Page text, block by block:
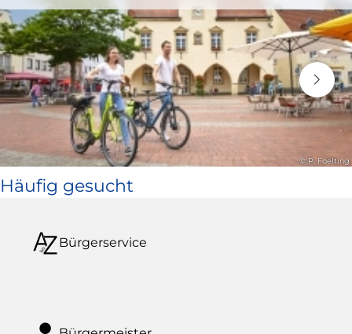
in
neuem
Fenster)
© P. Foelting
Häufig gesucht
Bürgerservice